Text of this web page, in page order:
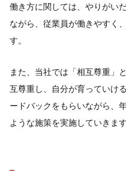
働き方に関しては、やりがい
ながら、従業員が働きやすく
す。
また、当社では「相互尊重」
互尊重し、自分が育っていけ
ードバックをもらいながら、
ような施策を実施していきます